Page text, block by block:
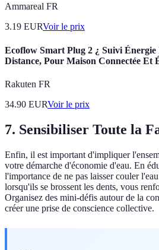
Ammareal FR
3.19 EURVoir le prix
Ecoflow Smart Plug 2 ¿ Suivi
Distance, Pour Maison Connectée Et
Rakuten FR
34.90 EURVoir le prix
7. Sensibiliser Toute la
Enfin, il est important d'impliquer
votre démarche d'économie d'eau. En
l'importance de ne pas laisser couler
lorsqu'ils se brossent les dents, vous
Organisez des mini-défis autour de la
créer une prise de conscience collective.